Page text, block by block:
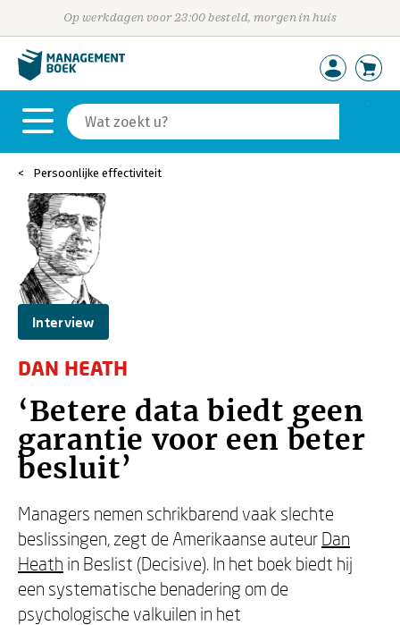
Op werkdagen voor 23:00 besteld, morgen in huis
Persoonlijke effectiviteit
Interview
DAN HEATH
‘Betere data biedt geen
garantie voor een beter
besluit’
Managers nemen schrikbarend vaak slechte
beslissingen, zegt de Amerikaanse auteur Dan
Heath in Beslist (Decisive). In het boek biedt hij
een systematische benadering om de
psychologische valkuilen in het